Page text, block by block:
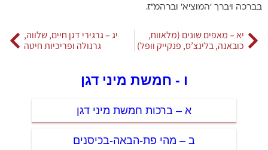
בברכה ויברך ‘המוציא’ וברהמ”ז.
יא – מאפים שונים (מלאווח,
כובאנה, בלינצ’ס, פנקייק וופל)
יג – גרגירי דגן חיים, שלווה,
גרנולה ופריכיות חיטה
ו - חמשת מיני דגן
א – ברכות חמשת מיני דגן
ב – מהי פת-הבאה-בכיסנים